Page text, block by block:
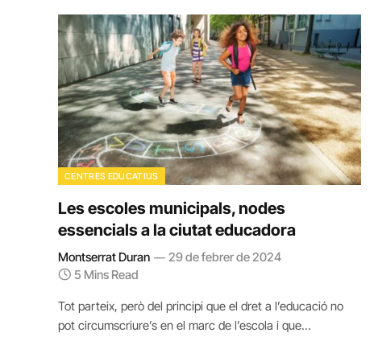
CENTRES EDUCATIUS
Les escoles municipals, nodes
essencials a la ciutat educadora
Montserrat Duran
29 de febrer de 2024
5 Mins Read
Tot parteix, però del principi que el dret a l’educació no
pot circumscriure’s en el marc de l’escola i que…